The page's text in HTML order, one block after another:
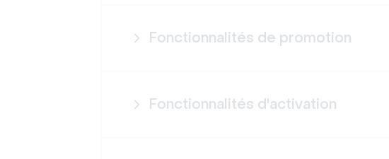
Fonctionnalités de promotion
Fonctionnalités d'activation